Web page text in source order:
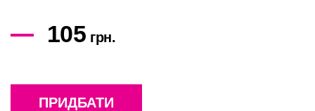
105 грн.
ПРИДБАТИ